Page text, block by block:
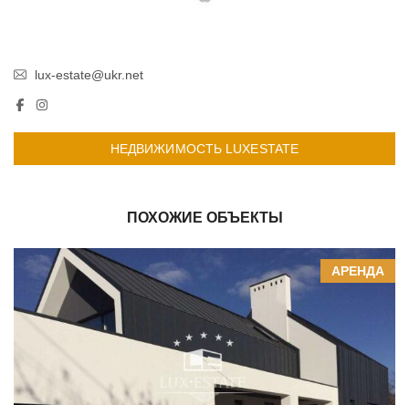
lux-estate@ukr.net
НЕДВИЖИМОСТЬ LUXESTATE
ПОХОЖИЕ ОБЪЕКТЫ
АРЕНДА